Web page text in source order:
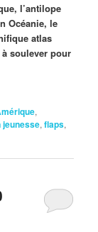
l’antilope
Océanie, le
atlas
soulever pour
,
jeunesse,flaps,